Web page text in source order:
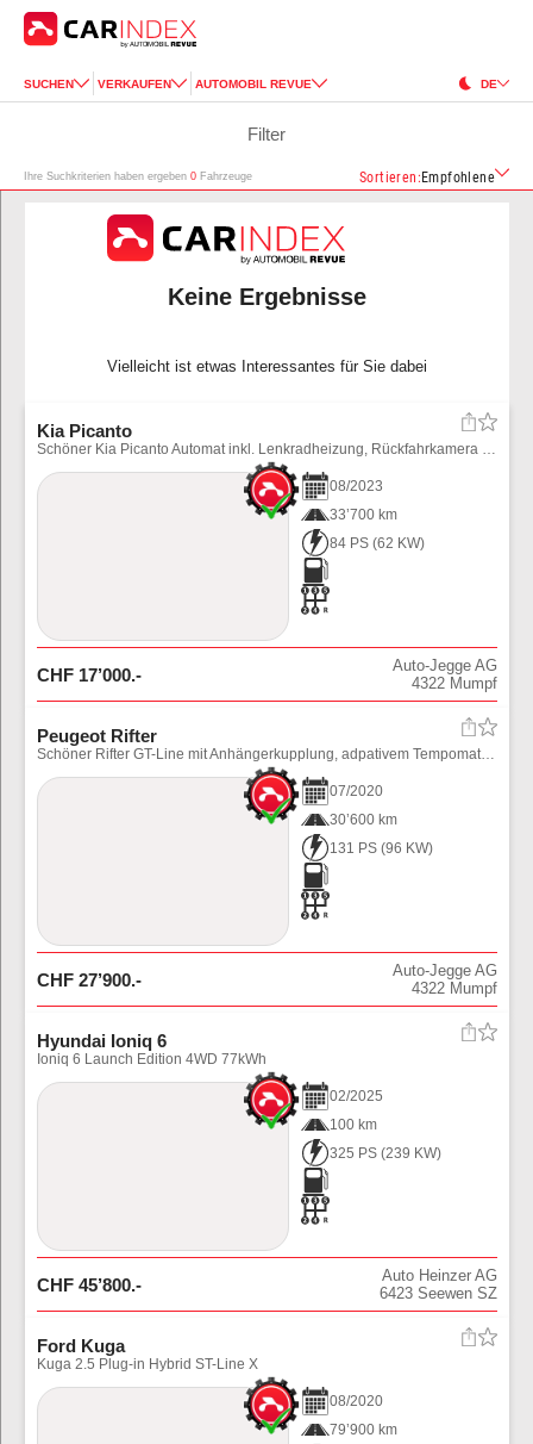
SUCHEN VERKAUFEN AUTOMOBIL REVUE DE
Filter
Ihre Suchkriterien haben ergeben 0 Fahrzeuge Sortieren : Empfohlene
Keine Ergebnisse
Vielleicht ist etwas Interessantes für Sie dabei
Kia Picanto
Schöner Kia Picanto Automat inkl. Lenkradheizung, Rückfahrkamera usw. Winterräder können für CHF 900.-- bezogen werden.
08/2023
33’700 km
84 PS (62 KW)
CHF 17’000.-
Auto-Jegge AG
4322 Mumpf
Peugeot Rifter
Schöner Rifter GT-Line mit Anhängerkupplung, adpativem Tempomat und div. Assistenten. Preis inkl. Ablieferungspauschale (Fahrzeug noch in Aufbereitung)
07/2020
30’600 km
131 PS (96 KW)
CHF 27’900.-
Auto-Jegge AG
4322 Mumpf
Hyundai Ioniq 6
Ioniq 6 Launch Edition 4WD 77kWh
02/2025
100 km
325 PS (239 KW)
CHF 45’800.-
Auto Heinzer AG
6423 Seewen SZ
Ford Kuga
Kuga 2.5 Plug-in Hybrid ST-Line X
08/2020
79’900 km